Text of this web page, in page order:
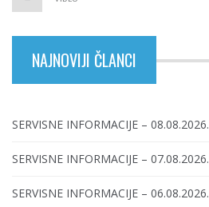
NAJNOVIJI ČLANCI
SERVISNE INFORMACIJE – 08.08.2026.
SERVISNE INFORMACIJE – 07.08.2026.
SERVISNE INFORMACIJE – 06.08.2026.